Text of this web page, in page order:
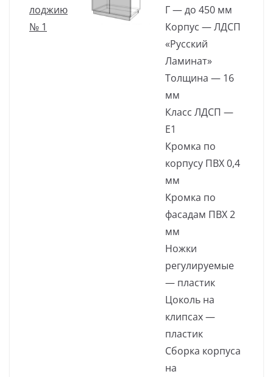
лоджию
№ 1
Г — до 450 мм
Корпус — ЛДСП
«Русский
Ламинат»
Толщина — 16
мм
Класс ЛДСП —
Е1
Кромка по
корпусу ПВХ 0,4
мм
Кромка по
фасадам ПВХ 2
мм
Ножки
регулируемые
— пластик
Цоколь на
клипсах —
пластик
Сборка корпуса
на